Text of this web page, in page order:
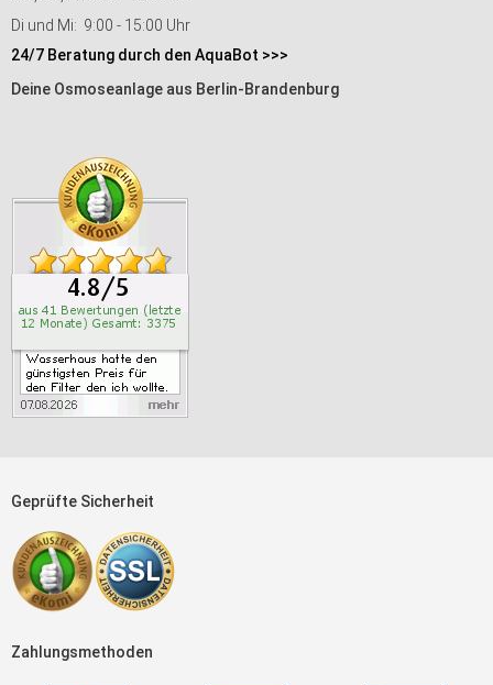
Di und Mi: 9:00 - 15:00 Uhr
24/7 Beratung durch den AquaBot >>>
Deine Osmoseanlage aus Berlin-Brandenburg
Geprüfte Sicherheit
Zahlungsmethoden